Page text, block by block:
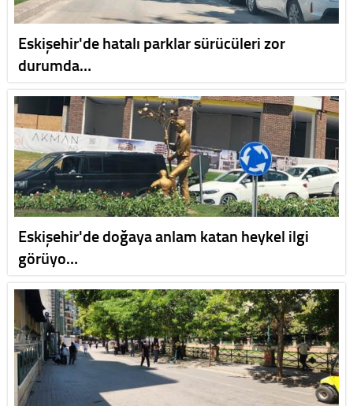
Eskişehir'de hatalı parklar sürücüleri zor
durumda…
Eskişehir'de doğaya anlam katan heykel ilgi
görüyo…